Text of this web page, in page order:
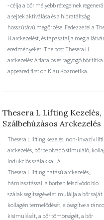
- célja a bőr mélyebb rétegeinek
a sejtek aktiválása és a hidratáltság
hosszútávú megőrzése. Fedezze fel a
H arckezelést, és tapasztalja meg a
eredményeket! The post Thesera H
arckezelés: A fiatalos és ragyogó bőr titka
appeared first on Klau Kozmetika.
Thesera L Lifting Kezelés,
Szálbehúzásos Arckezelés
Thesera L lifting kezelés, non-invazív
arckezelés, bőrbe olvadó stimuláló,
indukciós szálakkal. A
Thesera L lifting hatású arckezelés,
hámlasztással, a bőrben felszívódo bio
szálak segítségével stimulálja a bőr saját
kollagén termelődését, elősegítve a
kisimulását, a bőr tömörségét, a bőr